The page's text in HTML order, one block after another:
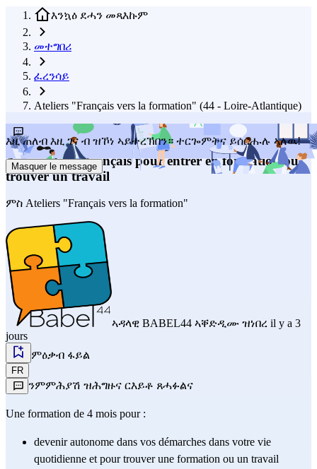
እንኳዕ ደሓን መጻእኩም
መተግበሪ
ፈረንሳይ
Ateliers "Français vers la formation" (44 - Loire-Atlantique)
እዚ ጠለብ እዚ ገና ብ ዝኾነ ኣይተረኽበን። ተርጐምትና ይሰርሑሉ ኣለዉ!
Masquer le message
ንምምሕያሽ ዝሕግዙና ርእይቶ ጸሓፉልና
Apprendre le français pour entrer en formation ou
trouver un travail
ምስ Ateliers "Français vers la formation"
ኣዳላዊ BABEL44 ኣቐድዲሙ ዝነበረ il y a 3
jours
ምዕቃብ ፋይል
FR
ንምምሕያሽ ዝሕግዙና ርእይቶ ጸሓፉልና
Une formation de 4 mois pour :
devenir autonome dans vos démarches dans votre vie
quotidienne et pour trouver une formation ou un travail